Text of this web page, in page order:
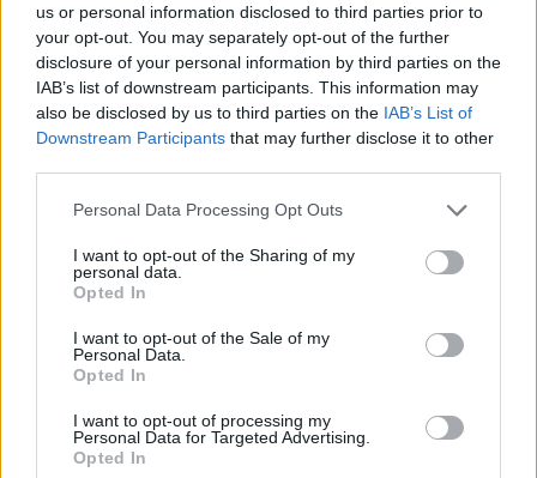
us or personal information disclosed to third parties prior to
your opt-out. You may separately opt-out of the further
disclosure of your personal information by third parties on the
IAB’s list of downstream participants. This information may
also be disclosed by us to third parties on the IAB’s List of
Downstream Participants that may further disclose it to other
Personal Data Processing Opt Outs
I want to opt-out of the Sharing of my
personal data.
Opted In
I want to opt-out of the Sale of my
Personal Data.
Opted In
I want to opt-out of processing my
Personal Data for Targeted Advertising.
Opted In
Március közepén indul a VI. kerületi Podmaniczky
utca Teréz körút és a Bajcsy-Zsilinszky út közötti
300 méteres szakaszának felújítása - tudatta a
Budapesti Közlekedési Központ (BKK)
Property Investment Forum 2026A hazai ingatlanpiac
alkalommal!Információ és jelentkezésA terézvárosi
Podmaniczky utca felújításának kiviteli tervei idén
a BKK és a közbeszerzési eljárás nyertese, a PENTA Kft.
aláírta a kivitelezésre vonatkozó vállalkozási...
KEDVES OLVASÓNK!